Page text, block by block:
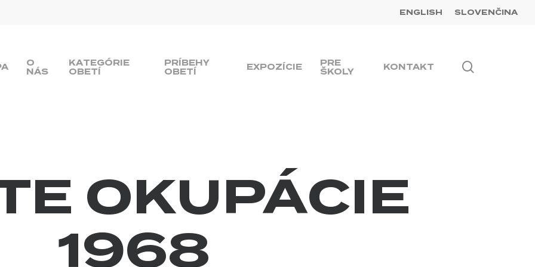
ENGLISH SLOVENČINA
O
NÁS
KATEGÓRIE
OBETÍ
PRÍBEHY
OBETÍ EXPOZÍCIE PRE
ŠKOLY KONTAKT
OKUPÁCIE
1968